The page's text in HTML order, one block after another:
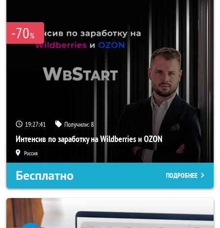
-70%
19:27:38 Получили:8
Интенсив по заработку на Wildberries и OZON
Россия
Бесплатно ПОДРОБНЕЕ